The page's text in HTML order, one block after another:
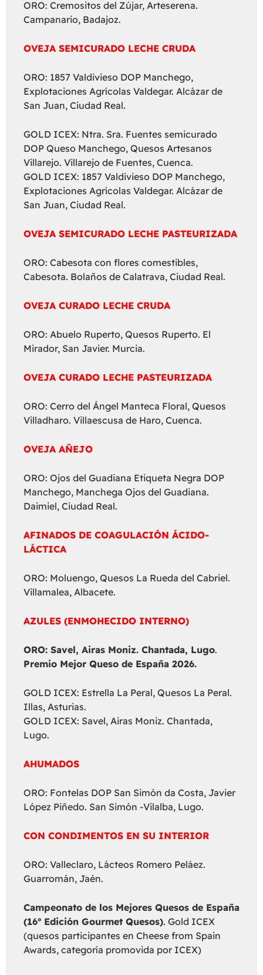
ORO: Cremositos del Zújar, Arteserena.
Campanario, Badajoz.
OVEJA SEMICURADO LECHE CRUDA
ORO: 1857 Valdivieso DOP Manchego,
Explotaciones Agrícolas Valdegar. Alcázar de
San Juan, Ciudad Real.
GOLD ICEX: Ntra. Sra. Fuentes semicurado
DOP Queso Manchego, Quesos Artesanos
Villarejo. Villarejo de Fuentes, Cuenca.
GOLD ICEX: 1857 Valdivieso DOP Manchego,
Explotaciones Agrícolas Valdegar. Alcázar de
San Juan, Ciudad Real.
OVEJA SEMICURADO LECHE PASTEURIZADA
ORO: Cabesota con flores comestibles,
Cabesota. Bolaños de Calatrava, Ciudad Real.
OVEJA CURADO LECHE CRUDA
ORO: Abuelo Ruperto, Quesos Ruperto. El
Mirador, San Javier. Murcia.
OVEJA CURADO LECHE PASTEURIZADA
ORO: Cerro del Ángel Manteca Floral, Quesos
Villadharo. Villaescusa de Haro, Cuenca.
OVEJA AÑEJO
ORO: Ojos del Guadiana Etiqueta Negra DOP
Manchego, Manchega Ojos del Guadiana.
Daimiel, Ciudad Real.
AFINADOS DE COAGULACIÓN ÁCIDO-
LÁCTICA
ORO: Moluengo, Quesos La Rueda del Cabriel.
Villamalea, Albacete.
AZULES (ENMOHECIDO INTERNO)
ORO: Savel, Airas Moniz. Chantada, Lugo.
Premio Mejor Queso de España 2026.
GOLD ICEX: Estrella La Peral, Quesos La Peral.
Illas, Asturias.
GOLD ICEX: Savel, Airas Moniz. Chantada,
Lugo.
AHUMADOS
ORO: Fontelas DOP San Simón da Costa, Javier
López Piñedo. San Simón -Vilalba, Lugo.
CON CONDIMENTOS EN SU INTERIOR
ORO: Valleclaro, Lácteos Romero Peláez.
Guarromán, Jaén.
Campeonato de los Mejores Quesos de España
(16º Edición Gourmet Quesos). Gold ICEX
(quesos participantes en Cheese from Spain
Awards, categoría promovida por ICEX)